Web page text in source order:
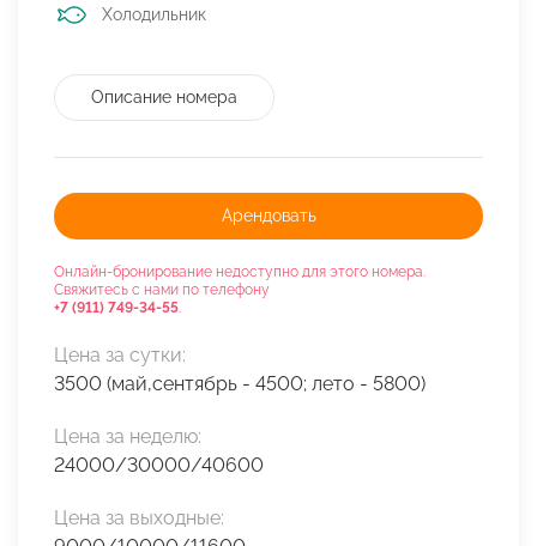
Холодильник
Описание номера
Арендовать
Онлайн-бронирование недоступно для этого номера.
Свяжитесь с нами по телефону
+7 (911) 749-34-55
Цена за сутки:
3500 (май,сентябрь - 4500; лето - 5800)
Цена за неделю:
24000/30000/40600
Цена за выходные: